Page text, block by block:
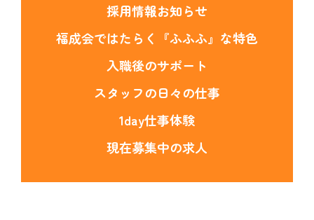
採用情報お知らせ
福成会ではたらく『ふふふ』な特色
入職後のサポート
スタッフの日々の仕事
1day仕事体験
現在募集中の求人